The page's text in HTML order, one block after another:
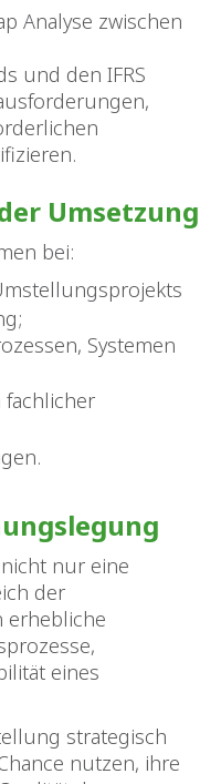
Analyse zwischen
und den IFRS
Umsetzung
bei:
Systemen
nur eine
der
erhebliche
eines
strategisch
nutzen, ihre